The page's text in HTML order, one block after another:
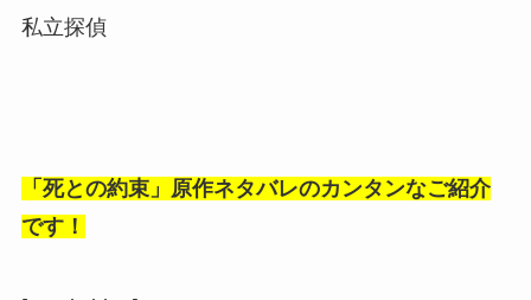
私立探偵
「死との約束」原作ネタバレのカンタンなご紹介
です！